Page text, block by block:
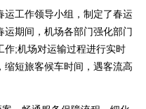
工作领导小组，制定了春运
期间，机场各部门强化部门
作;机场对运输过程进行实时
短旅客候车时间，遇客流高